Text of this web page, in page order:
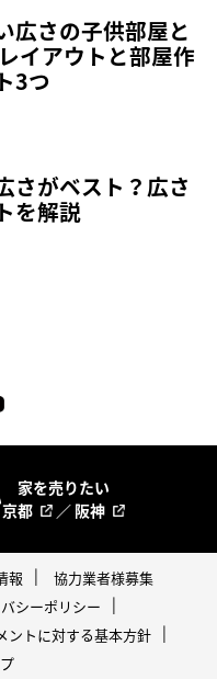
広さの子供部屋と
イアウトと部屋作
3つ
さがベスト？広さ
を解説
家を売りたい
京都
／ 阪神
報
協力業者様募集
シーポリシー
ントに対する基本方針